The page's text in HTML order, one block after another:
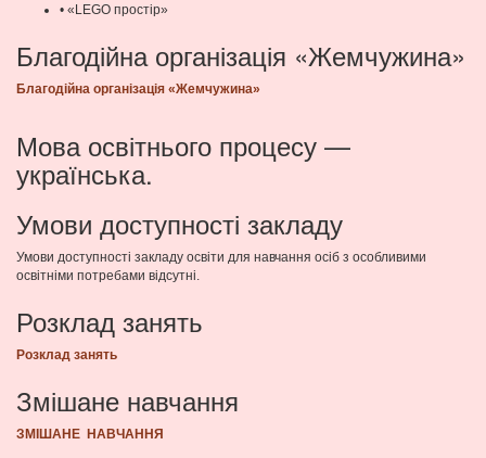
• «LEGO простір»
Благодійна організація «Жемчужина»
Благодійна організація «Жемчужина»
Мова освітнього процесу —
українська.
Умови доступності закладу
Умови доступності закладу освіти для навчання осіб з особливими
освітніми потребами відсутні.
Розклад занять
Розклад занять
Змішане навчання
ЗМІШАНЕ НАВЧАННЯ